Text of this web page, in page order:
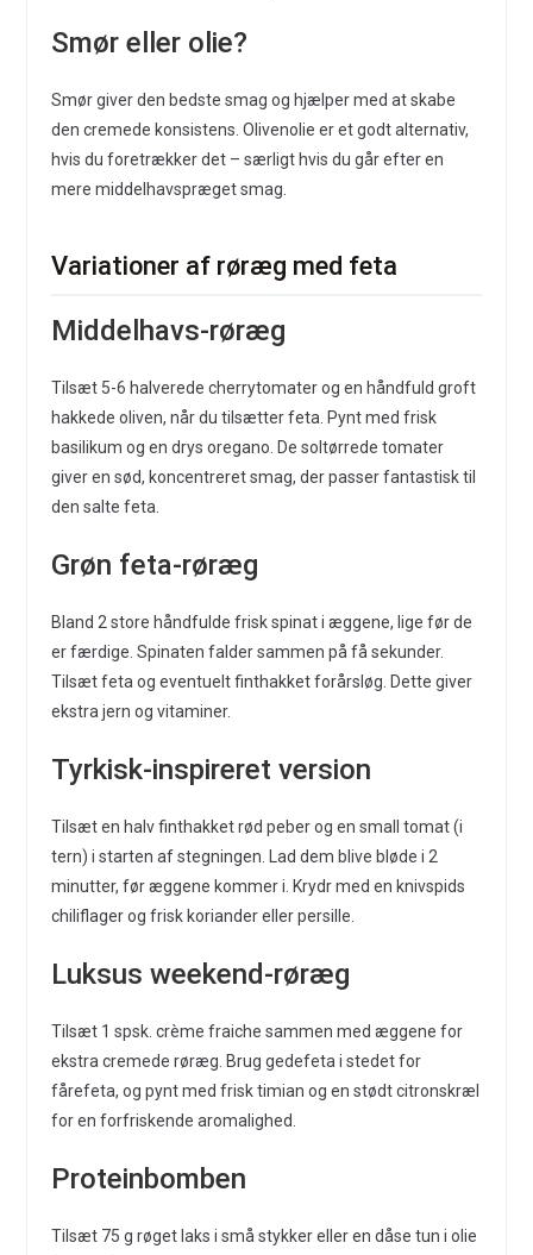
Smør eller olie?
Smør giver den bedste smag og hjælper med at skabe
den cremede konsistens. Olivenolie er et godt alternativ,
hvis du foretrækker det – særligt hvis du går efter en
mere middelhavspræget smag.
Variationer af røræg med feta
Middelhavs-røræg
Tilsæt 5-6 halverede cherrytomater og en håndfuld groft
hakkede oliven, når du tilsætter feta. Pynt med frisk
basilikum og en drys oregano. De soltørrede tomater
giver en sød, koncentreret smag, der passer fantastisk til
den salte feta.
Grøn feta-røræg
Bland 2 store håndfulde frisk spinat i æggene, lige før de
er færdige. Spinaten falder sammen på få sekunder.
Tilsæt feta og eventuelt finthakket forårsløg. Dette giver
ekstra jern og vitaminer.
Tyrkisk-inspireret version
Tilsæt en halv finthakket rød peber og en small tomat (i
tern) i starten af stegningen. Lad dem blive bløde i 2
minutter, før æggene kommer i. Krydr med en knivspids
chiliflager og frisk koriander eller persille.
Luksus weekend-røræg
Tilsæt 1 spsk. crème fraiche sammen med æggene for
ekstra cremede røræg. Brug gedefeta i stedet for
fårefeta, og pynt med frisk timian og en stødt citronskræl
for en forfriskende aromalighed.
Proteinbomben
Tilsæt 75 g røget laks i små stykker eller en dåse tun i olie